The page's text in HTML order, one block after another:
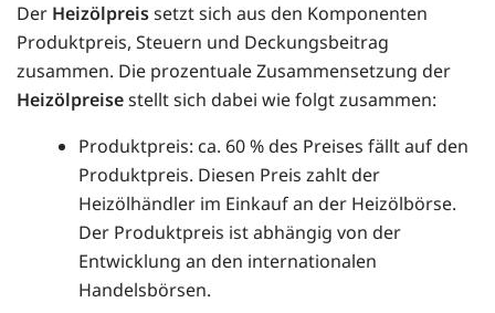
Der Heizölpreissetzt sich aus den Komponenten
Produktpreis, Steuern und Deckungsbeitrag
zusammen. Die prozentuale Zusammensetzung der
Heizölpreisestellt sich dabei wie folgt zusammen:
Produktpreis: ca. 60 % des Preises fällt auf den
Produktpreis. Diesen Preis zahlt der
Heizölhändler im Einkauf an der Heizölbörse.
Der Produktpreis ist abhängig von der
Entwicklung an den internationalen
Handelsbörsen.